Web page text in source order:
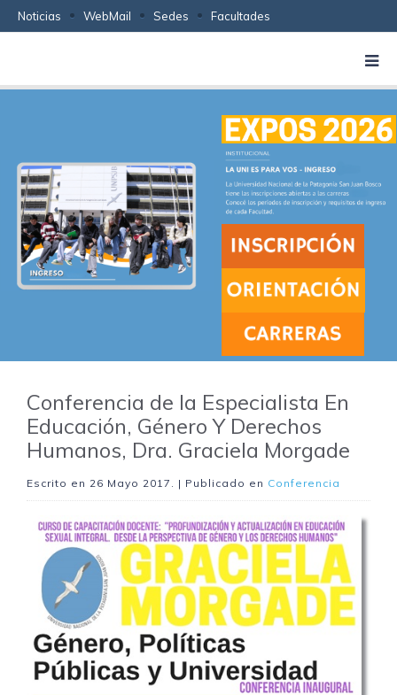
Noticias WebMail Sedes Facultades
Conferencia de la Especialista En
Educación, Género Y Derechos
Humanos, Dra. Graciela Morgade
Escrito en 26 Mayo 2017 . | Publicado en Conferencia